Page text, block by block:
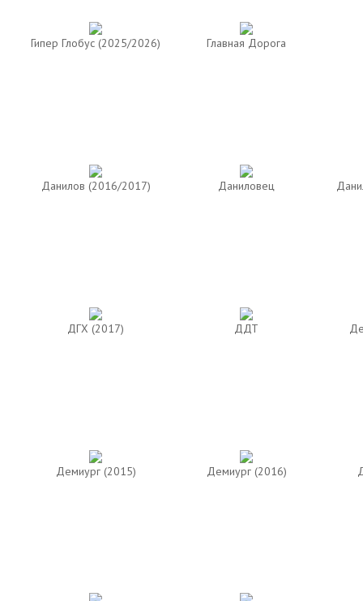
Гипер Глобус (2025/2026) Главная Дорога
Данилов (2016/2017) Даниловец
ДГХ (2017) ДДТ
Демиург (2015) Демиург (2016)